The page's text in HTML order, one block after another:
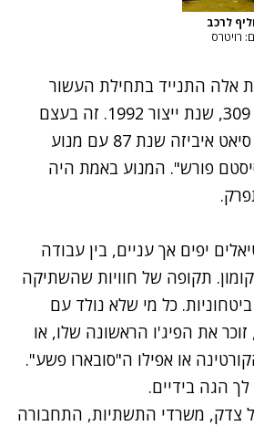
לרכב
רויטרס
אלה התנייד בתחילת העשור
באמצעות פיג'ו מדגם 309, שנת ייצור 1992. זה בעצם
היה "השדרוג", אחרי סיאט איביזה שנת 87 עם מנוע
פורש". המנוע באמת היה
יפים אך עניים, בין עבודה
תקופה של חוויות שהשתיקה
כל מי שלא נולד עם
את הפיג'ו הראשונה שלו, או
או אפילו ה"סובארו פשע".
הגה בידיים.
צדק, משרדי התשתיות, התחבורה